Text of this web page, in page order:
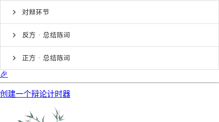
对辩环节
反方 · 总结陈词
正方 · 总结陈词
🎉
创建一个辩论计时器